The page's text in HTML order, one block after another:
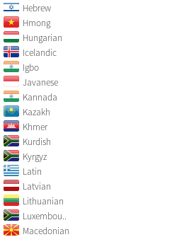
Hebrew
Hmong
Hungarian
Icelandic
Igbo
Javanese
Kannada
Kazakh
Khmer
Kurdish
Kyrgyz
Latin
Latvian
Lithuanian
Luxembou..
Macedonian